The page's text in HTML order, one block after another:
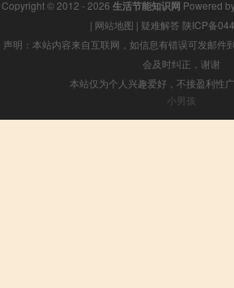
Copyright © 2012 - 2026 生活节能知识网 Powered
| 网站地图 | 疑难解答 陕ICP备
声明：本站内容来自互联网，如信息有错误可发邮件
会及时纠正，谢谢
本站仅为个人兴趣爱好，不接盈利性
小男孩